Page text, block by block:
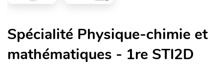
Spécialité Physique-chimie et
mathématiques - 1re STI2D